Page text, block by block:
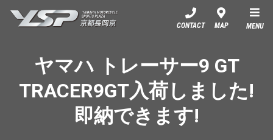
YSP京都長岡京
CONTACT MAP MENU
ヤマハ トレーサー9 GT
TRACER9GT入荷しました!
即納できます!